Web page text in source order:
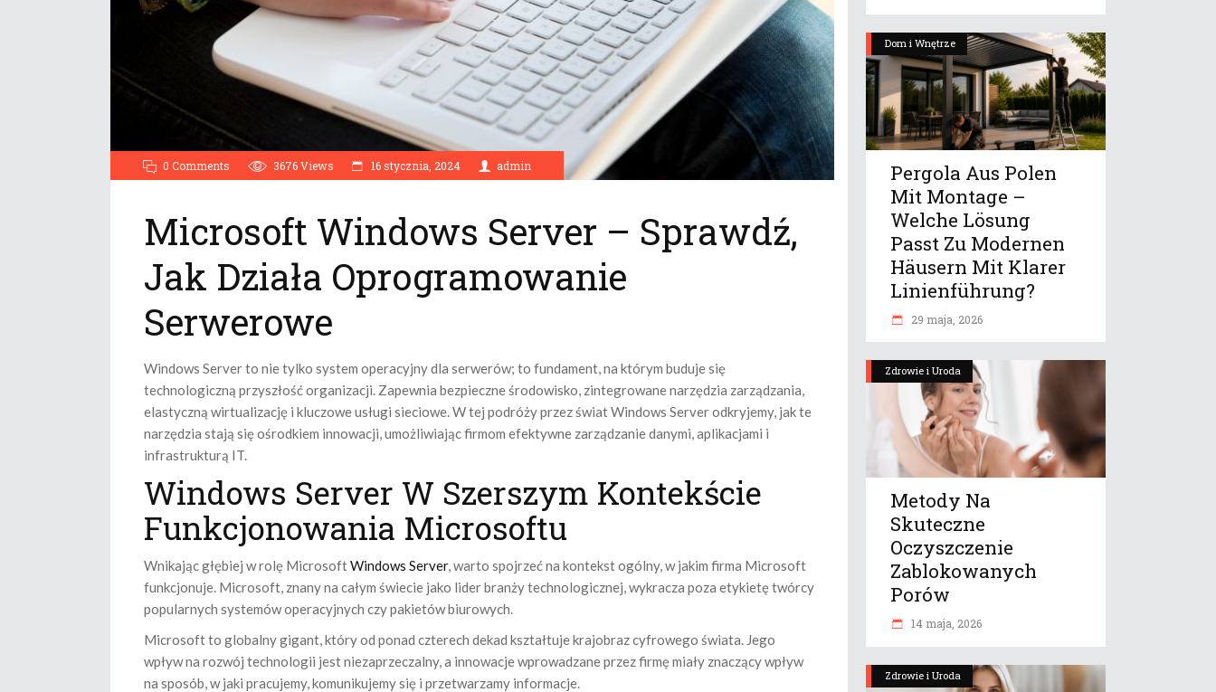
0 Comments 3676Views 16 stycznia, 2024 admin
Microsoft Windows Server – Sprawdź,
Jak Działa Oprogramowanie
Serwerowe
Windows Server to nie tylko system operacyjny dla serwerów; to fundament, na którym buduje się
technologiczną przyszłość organizacji. Zapewnia bezpieczne środowisko, zintegrowane narzędzia zarządzania,
elastyczną wirtualizację i kluczowe usługi sieciowe. W tej podróży przez świat Windows Server odkryjemy, jak te
narzędzia stają się ośrodkiem innowacji, umożliwiając firmom efektywne zarządzanie danymi, aplikacjami i
infrastrukturą IT.
Windows Server W Szerszym Kontekście
Funkcjonowania Microsoftu
Wnikając głębiej w rolę MicrosoftWindows Server, warto spojrzeć na kontekst ogólny, w jakim firma Microsoft
funkcjonuje. Microsoft, znany na całym świecie jako lider branży technologicznej, wykracza poza etykietę twórcy
popularnych systemów operacyjnych czy pakietów biurowych.
Microsoft to globalny gigant, który od ponad czterech dekad kształtuje krajobraz cyfrowego świata. Jego
wpływ na rozwój technologii jest niezaprzeczalny, a innowacje wprowadzane przez firmę miały znaczący wpływ
na sposób, w jaki pracujemy, komunikujemy się i przetwarzamy informacje.
Dom i Wnętrze
Pergola Aus Polen
Mit Montage –
Welche Lösung
Passt Zu Modernen
Häusern Mit Klarer
Linienführung?
29 maja, 2026
Zdrowie i Uroda
Metody Na
Skuteczne
Oczyszczenie
Zablokowanych
Porów
14 maja, 2026
Zdrowie i Uroda